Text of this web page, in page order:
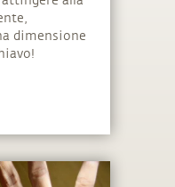
dimensione